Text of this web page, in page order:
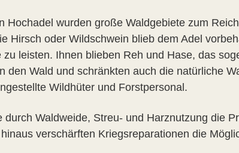
Hochadel wurden große Waldgebiete zum
Hirsch oder Wildschwein blieb dem Adel
leisten. Ihnen blieben Reh und Hase, das
den Wald und schränkten auch die natürliche
Wildhüter und Forstpersonal.
Waldweide, Streu- und Harznutzung die
verschärften Kriegsreparationen die